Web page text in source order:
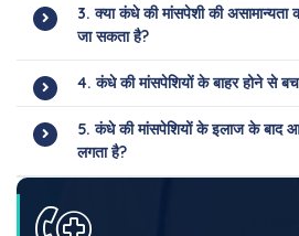
3. क्या कंधे की मांसपेशी की असामान्यता
जा सकता है?
4. कंधे की मांसपेशियों के बाहर होने से
5. कंधे की मांसपेशियों के इलाज के बाद
लगता है?